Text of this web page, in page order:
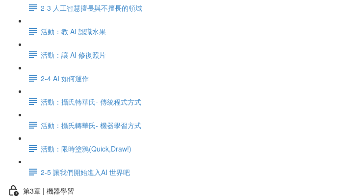
2-3 人工智慧擅長與不擅長的領域
活動：教 AI 認識水果
活動：讓 AI 修復照片
2-4 AI 如何運作
活動：攝氏轉華氏- 傳統程式方式
活動：攝氏轉華氏- 機器學習方式
活動：限時塗鴉(Quick,Draw!)
2-5 讓我們開始進入AI 世界吧
第3章 | 機器學習